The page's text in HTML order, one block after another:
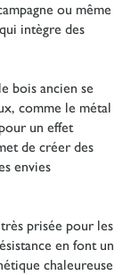
ou même
qui intègre des
bois ancien se
comme le métal
un effet
de créer des
envies
prisée pour les
en font un
chaleureuse